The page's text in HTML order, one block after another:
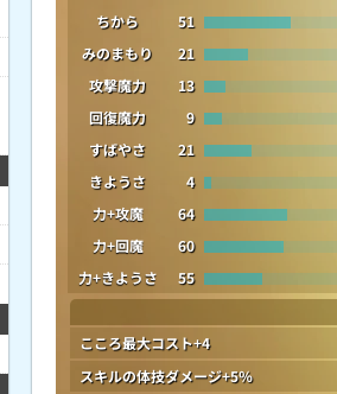
ちから
51
みのまもり
21
攻撃魔力
13
回復魔力
9
すばやさ
21
きようさ
4
力+攻魔
64
力+回魔
60
力+きようさ
55
こころ最大コスト+4
スキルの体技ダメージ+5％